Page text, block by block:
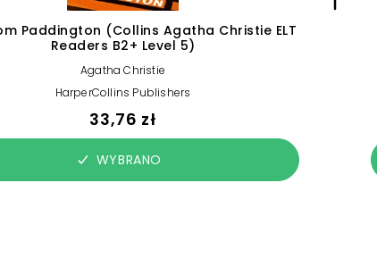
Paddington (Collins Agatha Christie ELT
Readers B2+ Level 5)
Agatha Christie
HarperCollins Publishers
33,76 zł
WYBRANO